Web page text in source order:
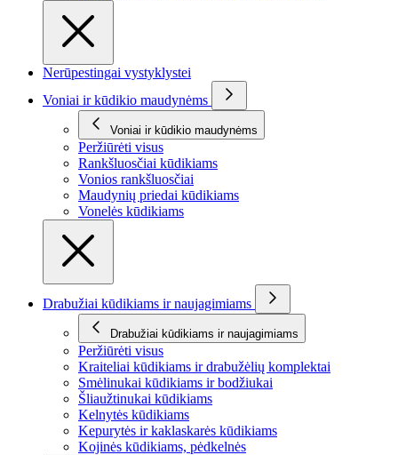
Nerūpestingai vystyklystei
Voniai ir kūdikio maudynėms
Voniai ir kūdikio maudynėms
Peržiūrėti visus
Rankšluosčiai kūdikiams
Vonios rankšluosčiai
Maudynių priedai kūdikiams
Vonelės kūdikiams
Drabužiai kūdikiams ir naujagimiams
Drabužiai kūdikiams ir naujagimiams
Peržiūrėti visus
Kraiteliai kūdikiams ir drabužėlių komplektai
Smėlinukai kūdikiams ir bodžiukai
Šliaužtinukai kūdikiams
Kelnytės kūdikiams
Kepurytės ir kaklaskarės kūdikiams
Kojinės kūdikiams, pėdkelnės